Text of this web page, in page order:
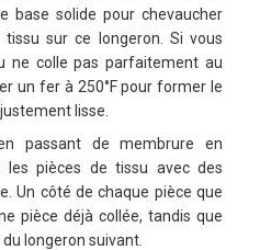
base solide pour chevaucher
sur ce longeron. Si vous
ne colle pas parfaitement au
un fer à 250°F pour former le
lisse.
passant de membrure en
les pièces de tissu avec des
Un côté de chaque pièce que
pièce déjà collée, tandis que
du longeron suivant.